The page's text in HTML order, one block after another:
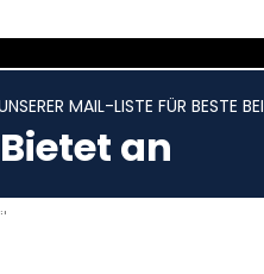
MAIL-LISTE FÜR BESTE BEI
Bietet an